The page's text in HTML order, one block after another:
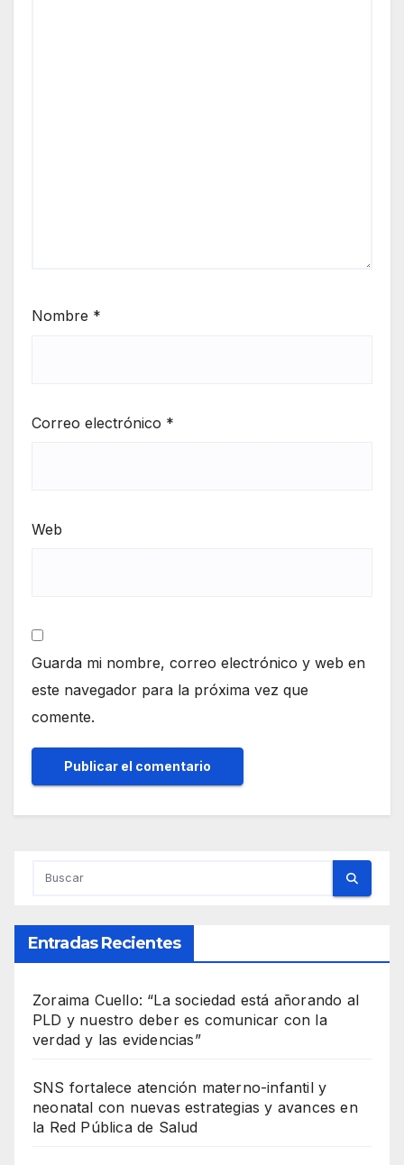
Nombre *
Correo electrónico *
Web
Guarda mi nombre, correo electrónico y web en
este navegador para la próxima vez que
comente.
Entradas Recientes
Zoraima Cuello: “La sociedad está añorando al
PLD y nuestro deber es comunicar con la
verdad y las evidencias”
SNS fortalece atención materno-infantil y
neonatal con nuevas estrategias y avances en
la Red Pública de Salud